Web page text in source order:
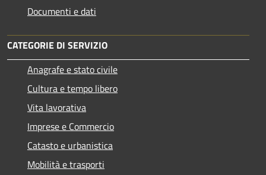
Documenti e dati
CATEGORIE DI SERVIZIO
Anagrafe e stato civile
Cultura e tempo libero
Vita lavorativa
Imprese e Commercio
Catasto e urbanistica
Mobilità e trasporti